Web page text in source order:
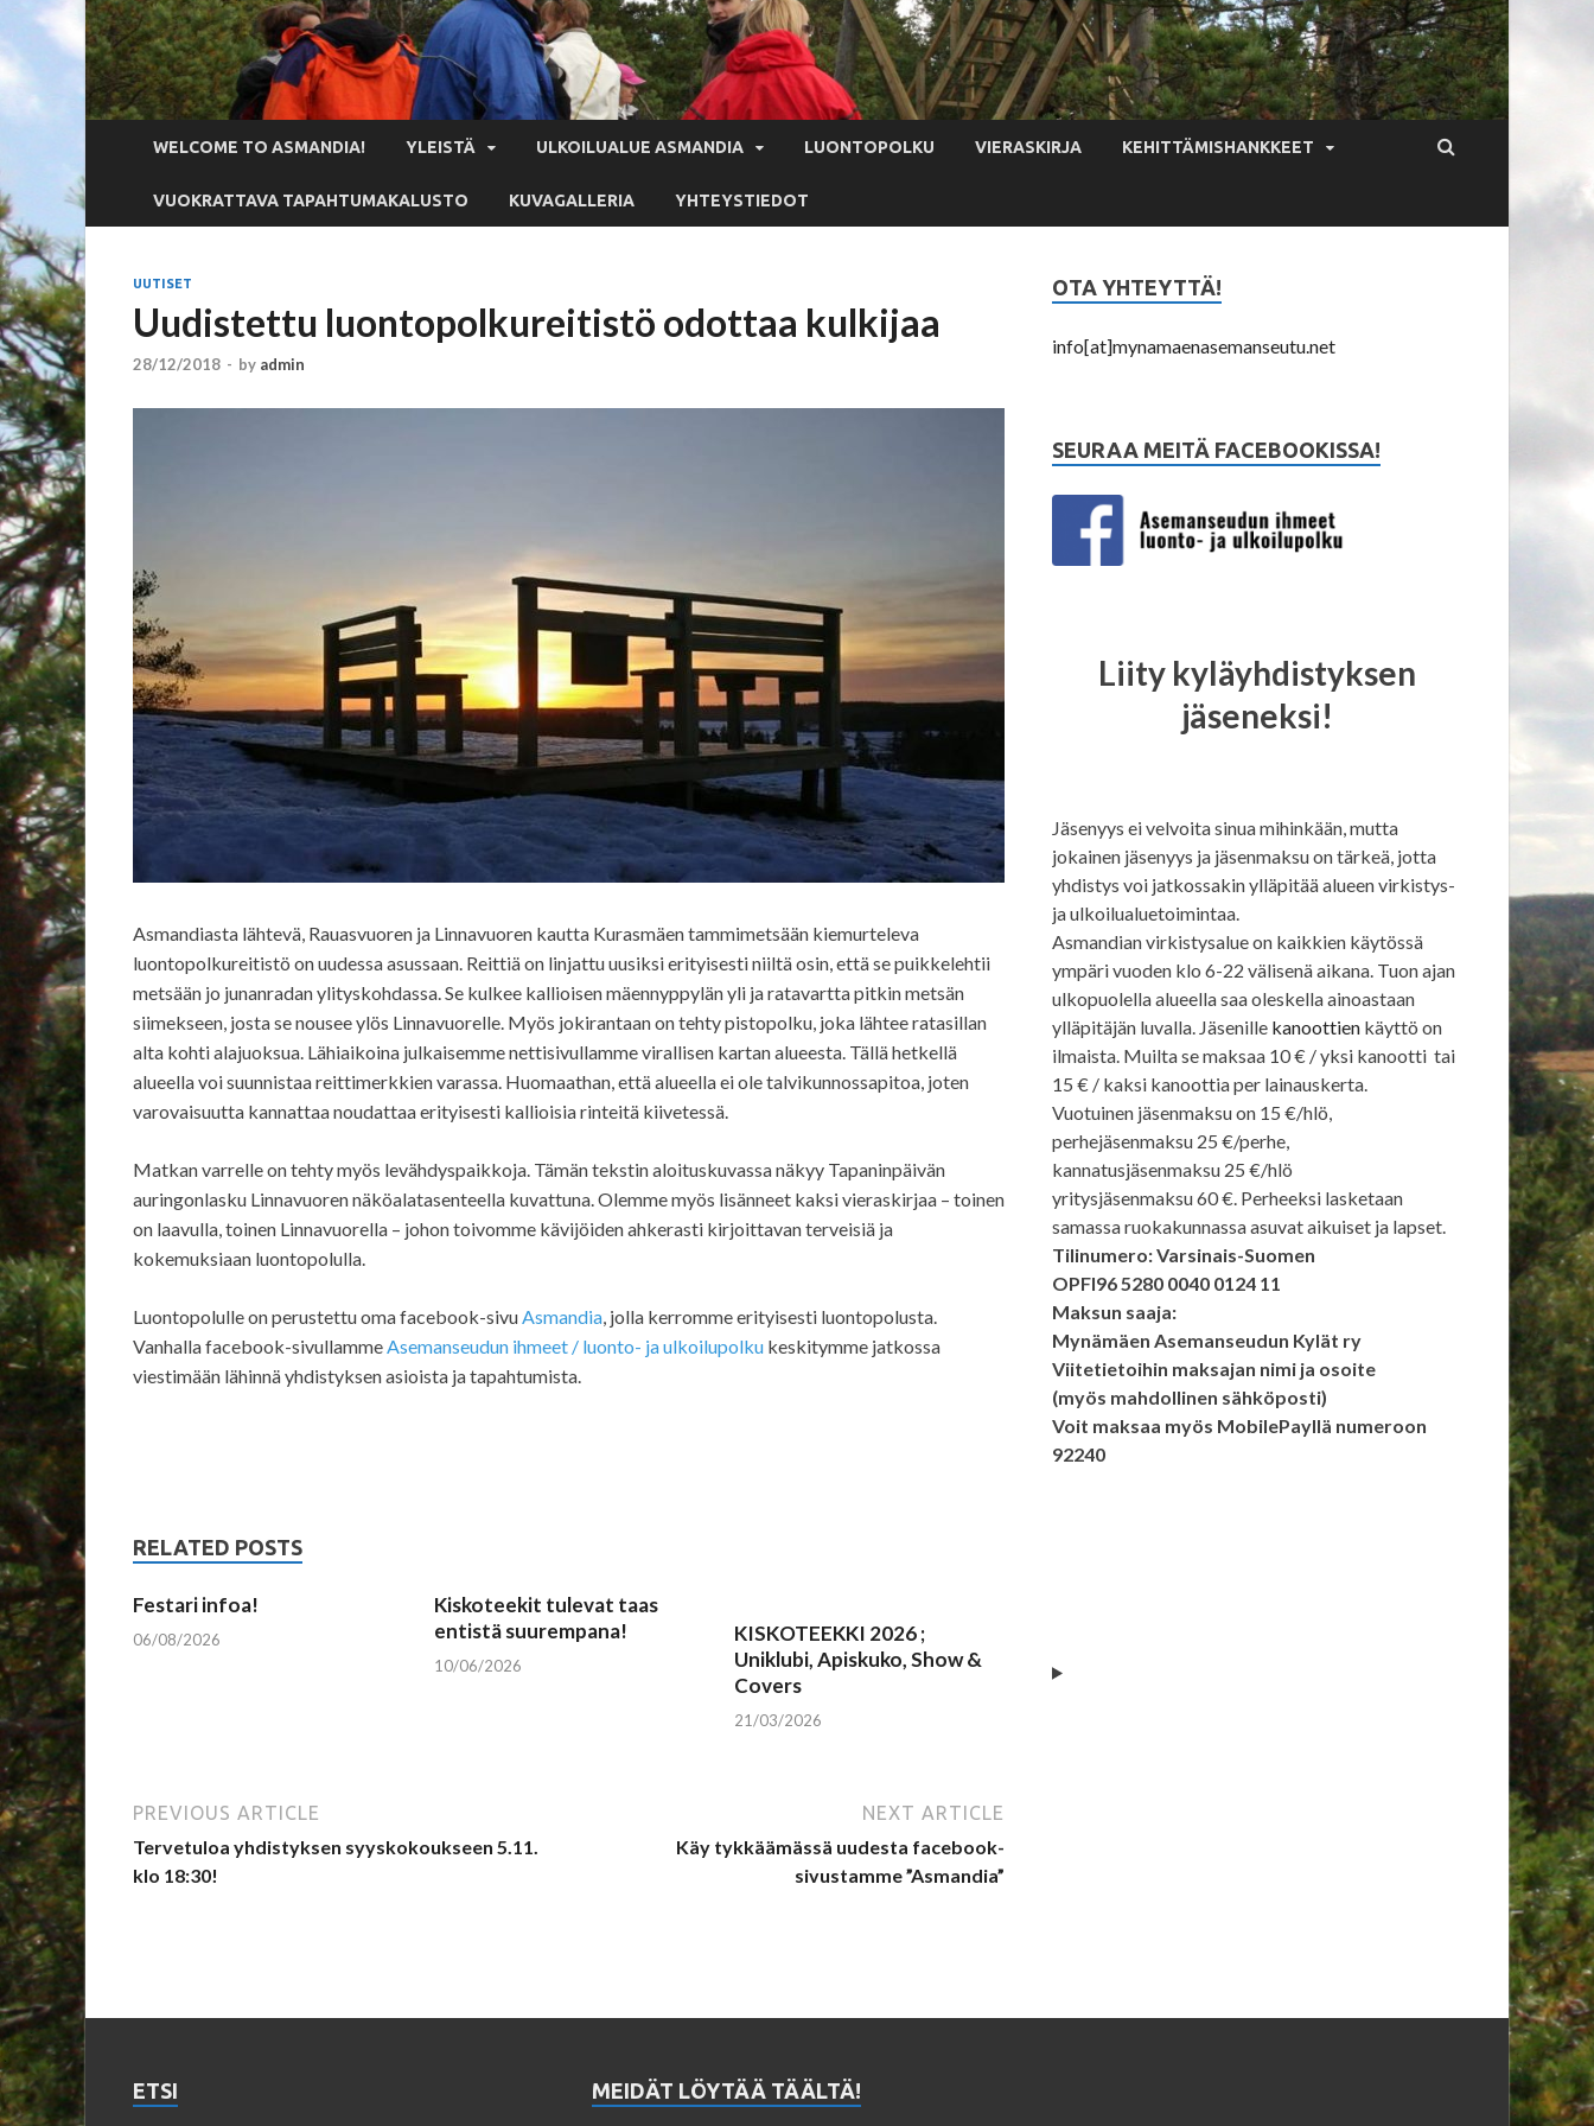
WELCOME TO ASMANDIA! YLEISTÄ ULKOILUALUE ASMANDIA LUONTOPOLKU VIERASKIRJA KEHITTÄMISHANKKEET
VUOKRATTAVA TAPAHTUMAKALUSTO KUVAGALLERIA YHTEYSTIEDOT
UUTISET
Uudistettu luontopolkureitistö odottaa kulkijaa
28/12/2018 - by admin
Asmandiasta lähtevä, Rauasvuoren ja Linnavuoren kautta Kurasmäen tammimetsään kiemurteleva
luontopolkureitistö on uudessa asussaan. Reittiä on linjattu uusiksi erityisesti niiltä osin, että se puikkelehtii
metsään jo junanradan ylityskohdassa. Se kulkee kallioisen mäennyppylän yli ja ratavartta pitkin metsän
siimekseen, josta se nousee ylös Linnavuorelle. Myös jokirantaan on tehty pistopolku, joka lähtee ratasillan
alta kohti alajuoksua. Lähiaikoina julkaisemme nettisivullamme virallisen kartan alueesta. Tällä hetkellä
alueella voi suunnistaa reittimerkkien varassa. Huomaathan, että alueella ei ole talvikunnossapitoa, joten
varovaisuutta kannattaa noudattaa erityisesti kallioisia rinteitä kiivetessä.
Matkan varrelle on tehty myös levähdyspaikkoja. Tämän tekstin aloituskuvassa näkyy Tapaninpäivän
auringonlasku Linnavuoren näköalatasenteella kuvattuna. Olemme myös lisänneet kaksi vieraskirjaa – toinen
on laavulla, toinen Linnavuorella – johon toivomme kävijöiden ahkerasti kirjoittavan terveisiä ja
kokemuksiaan luontopolulla.
Luontopolulle on perustettu oma facebook-sivuAsmandia, jolla kerromme erityisesti luontopolusta.
Vanhalla facebook-sivullammeAsemanseudun ihmeet / luonto- ja ulkoilupolku keskitymme jatkossa
viestimään lähinnä yhdistyksen asioista ja tapahtumista.
RELATED POSTS
Festari infoa!
06/08/2026
Kiskoteekit tulevat taas
entistä suurempana!
10/06/2026
KISKOTEEKKI 2026 ;
Uniklubi, Apiskuko, Show &
Covers
21/03/2026
PREVIOUS ARTICLE
Tervetuloa yhdistyksen syyskokoukseen 5.11.
klo 18:30!
NEXT ARTICLE
Käy tykkäämässä uudesta facebook-
sivustamme ”Asmandia”
OTA YHTEYTTÄ!
info[at]mynamaenasemanseutu.net
SEURAA MEITÄ FACEBOOKISSA!
Liity kyläyhdistyksen
jäseneksi!
Jäsenyys ei velvoita sinua mihinkään, mutta
jokainen jäsenyys ja jäsenmaksu on tärkeä, jotta
yhdistys voi jatkossakin ylläpitää alueen virkistys-
ja ulkoilualuetoimintaa.
Asmandian virkistysalue on kaikkien käytössä
ympäri vuoden klo 6-22 välisenä aikana. Tuon ajan
ulkopuolella alueella saa oleskella ainoastaan
ylläpitäjän luvalla. Jäsenille kanoottien käyttö on
ilmaista. Muilta se maksaa 10 € / yksi kanootti tai
15 € / kaksi kanoottia per lainauskerta.
Vuotuinen jäsenmaksu on 15 €/hlö,
perhejäsenmaksu 25 €/perhe,
kannatusjäsenmaksu 25 €/hlö
yritysjäsenmaksu 60 €. Perheeksi lasketaan
samassa ruokakunnassa asuvat aikuiset ja lapset.
Tilinumero: Varsinais-Suomen
OPFI96 5280 0040 0124 11
Maksun saaja:
Mynämäen Asemanseudun Kylät ry
Viitetietoihin maksajan nimi ja osoite
(myös mahdollinen sähköposti)
Voit maksaa myös MobilePayllä numeroon
92240
ETSI MEIDÄT LÖYTÄÄ TÄÄLTÄ!